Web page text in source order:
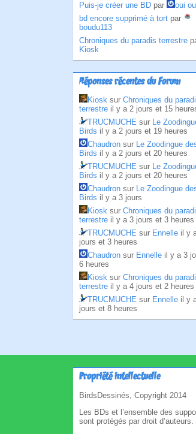
Puis-je créer une BD par
oui
bd encore supprimé à tort par
boudu113
Chroniques du paradis terrestre
Kiosk
Réponses récentes du Forum
Kiosk sur Chroniques du
terrestre il y a 2 jours et 15
TRUCMUCHE sur Le
Birds il y a 2 jours et 19 heures
Chaudron sur Le Zoodingue
Birds il y a 2 jours et 20 heures
TRUCMUCHE sur Le
Birds il y a 2 jours et 20 heures
Chaudron sur Le Zoodingue
Birds il y a 3 jours
Kiosk sur Chroniques du
terrestre il y a 3 jours et 3 heures
TRUCMUCHE sur Ennelle il y
jours et 3 heures
Chaudron sur Ennelle il y a 3
6 heures
Kiosk sur Chroniques du
terrestre il y a 4 jours et 2 heures
TRUCMUCHE sur Ennelle il y
jours et 8 heures
Propriété intellectuelle
BirdsDessinés, Copyright 2014
Les BDs et l’ensemble des
sont protégés par droit d’auteurs.